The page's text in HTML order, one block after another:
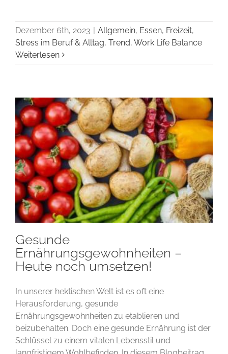
Dezember 6th, 2023 | Allgemein, Essen, Freizeit,
Stress im Beruf & Alltag, Trend, Work Life Balance
Weiterlesen
Gesunde
Ernährungsgewohnheiten –
Heute noch umsetzen!
In unserer hektischen Welt ist es oft eine
Herausforderung, gesunde
Ernährungsgewohnheiten zu etablieren und
beizubehalten. Doch eine gesunde Ernährung ist der
Schlüssel zu einem vitalen Lebensstil und